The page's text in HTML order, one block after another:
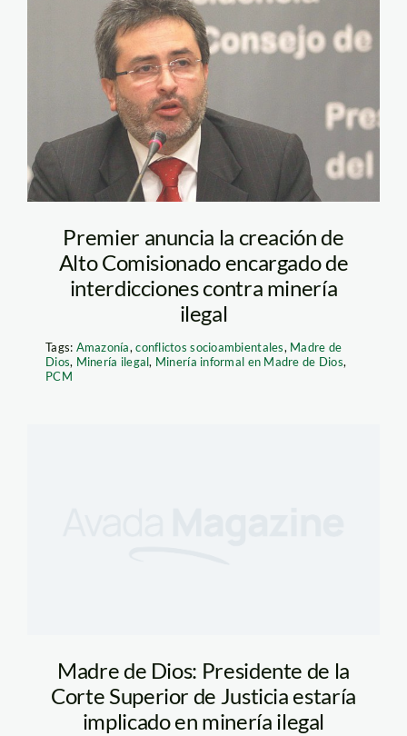
jimenez
mayor_justomedio
Premier anuncia la creación de
Alto Comisionado encargado de
interdicciones contra minería
ilegal
Tags: Amazonía,conflictos socioambientales, Madre de
Dios, Minería ilegal, Minería informal en Madre de Dios,
PCM
Madre de Dios: Presidente de la
Corte Superior de Justicia estaría
implicado en minería ilegal